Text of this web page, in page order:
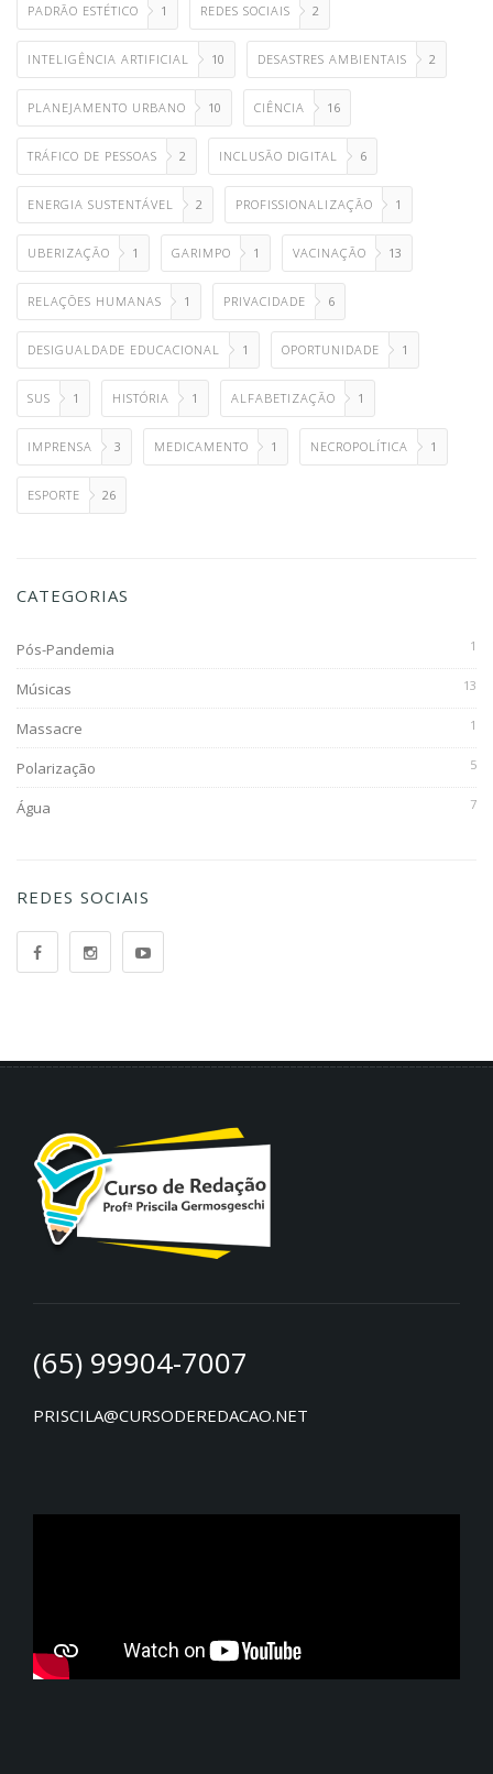
PADRÃO ESTÉTICO 1 REDES SOCIAIS 2
INTELIGÊNCIA ARTIFICIAL 10 DESASTRES AMBIENTAIS 2
PLANEJAMENTO URBANO 10 CIÊNCIA 16
TRÁFICO DE PESSOAS 2 INCLUSÃO DIGITAL 6
ENERGIA SUSTENTÁVEL 2 PROFISSIONALIZAÇÃO 1
UBERIZAÇÃO 1 GARIMPO 1 VACINAÇÃO 13
RELAÇÕES HUMANAS 1 PRIVACIDADE 6
DESIGUALDADE EDUCACIONAL 1 OPORTUNIDADE 1
SUS 1 HISTÓRIA 1 ALFABETIZAÇÃO 1
IMPRENSA 3 MEDICAMENTO 1 NECROPOLÍTICA 1
ESPORTE 26
CATEGORIAS
Pós-Pandemia 1
Músicas 13
Massacre 1
Polarização 5
Água 7
REDES SOCIAIS
(65) 99904-7007
PRISCILA@CURSODEREDACAO.NET